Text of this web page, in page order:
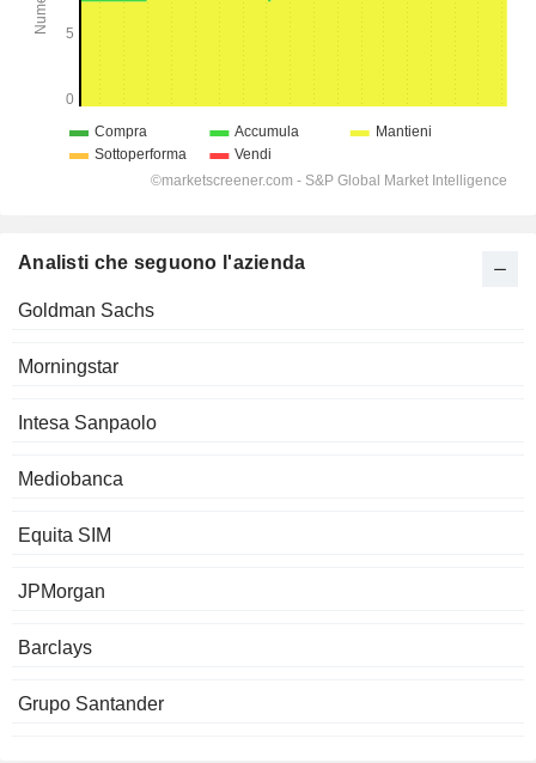
Analisti che seguono l'azienda
Goldman Sachs
Morningstar
Intesa Sanpaolo
Mediobanca
Equita SIM
JPMorgan
Barclays
Grupo Santander